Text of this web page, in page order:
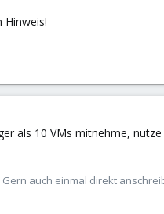
Hinweis!
als 10 VMs mitnehme,
auch einmal direkt